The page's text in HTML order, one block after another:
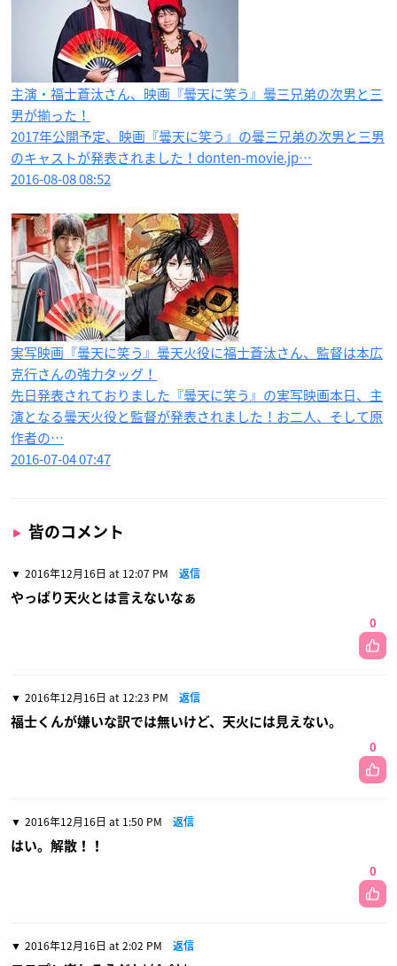
主演・福士蒼汰さん、映画『曇天に笑う』曇三兄弟の次男と三
男が揃った！
2017年公開予定、映画『曇天に笑う』の曇三兄弟の次男と三男
のキャストが発表されました！donten-movie.jp…
2016-08-08 08:52
実写映画『曇天に笑う』曇天火役に福士蒼汰さん、監督は本広
克行さんの強力タッグ！
先日発表されておりました『曇天に笑う』の実写映画本日、主
演となる曇天火役と監督が発表されました！お二人、そして原
作者の…
2016-07-04 07:47
皆のコメント
2016年12月16日 at 12:07 PM 返信
やっぱり天火とは言えないなぁ
0
2016年12月16日 at 12:23 PM 返信
福士くんが嫌いな訳では無いけど、天火には見えない。
0
2016年12月16日 at 1:50 PM 返信
はい。解散！！
0
2016年12月16日 at 2:02 PM 返信